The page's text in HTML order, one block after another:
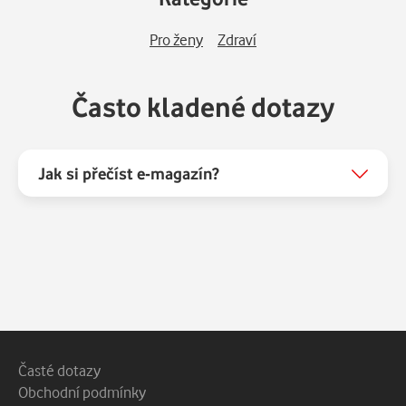
Pro ženy Zdraví
Často kladené dotazy
Jak si přečíst e-magazín?
Patička webu
Vedlejší navigace
Časté dotazy
Obchodní podmínky